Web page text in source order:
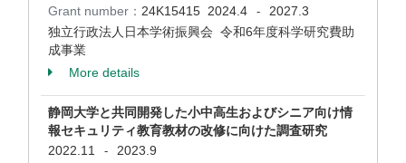
Grant number： 24K15415 2024.4 -
2027.3
独立行政法人日本学術振興会 令和6年度科学研究費助
成事業
More details
静岡大学と共同開発した小中高生およびシニア向け情
報セキュリティ教育教材の改修に向けた調査研究
2022.11
-
2023.9